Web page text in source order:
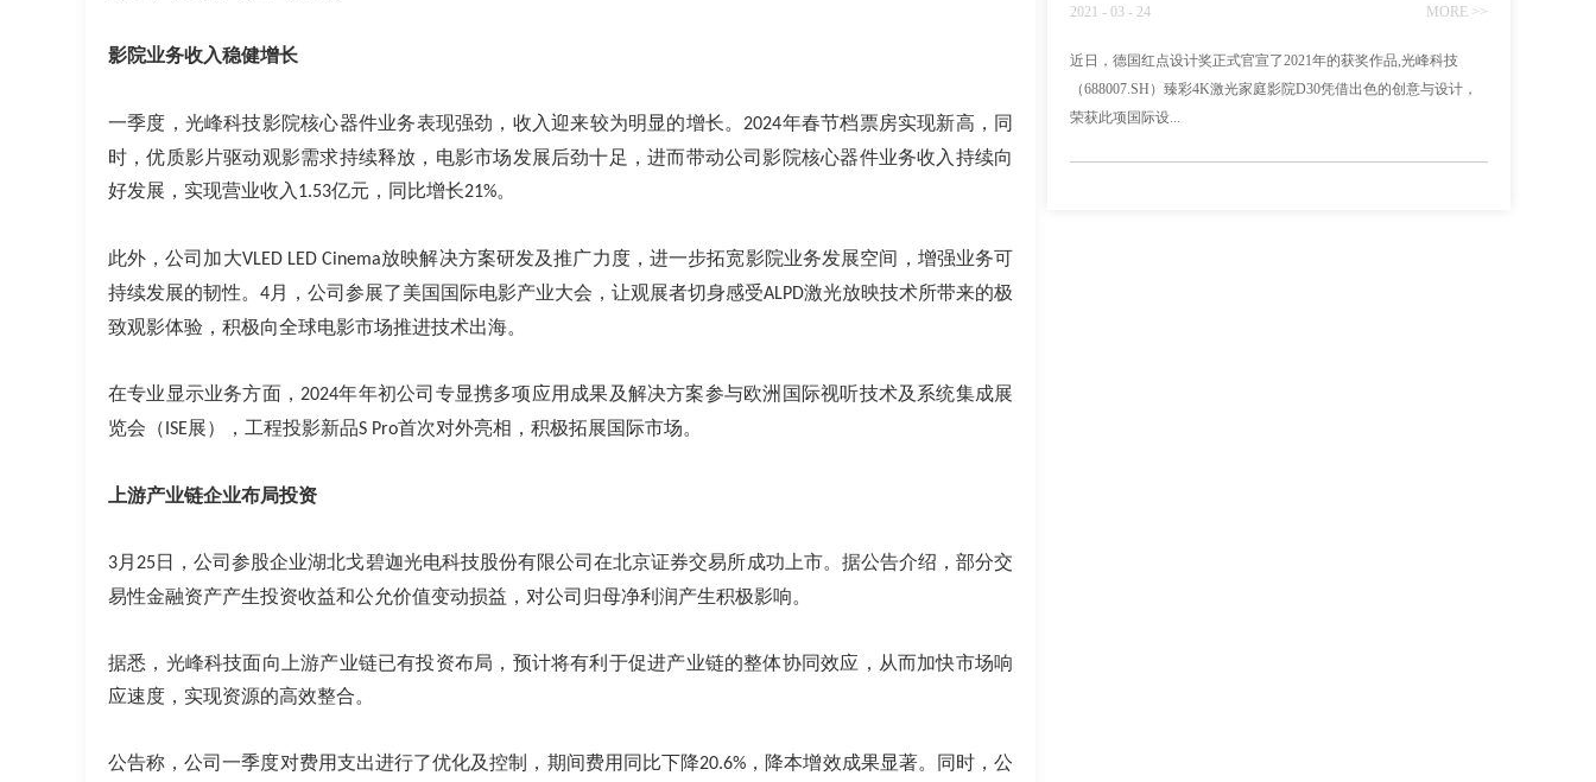
影院业务收入稳健增长
一季度，光峰科技影院核心器件业务表现强劲，收入迎来较为明显的增长。 2024年春节档票房实现新高，同
时，优质影片驱动观影需求持续释放，电影市场发展后劲十足，进而带动公司影院核心器件业务收入持续向
好发展，实现营业收入 1.53亿元，同比增长21%。
此外，公司加大VLED LED Cinema放映解决方案研发及推广力度，进一步拓宽影院业务发展空间，增强业务可
持续发展的韧性。 4月，公司参展了美国国际电影产业大会，让观展者切身感受ALPD激光放映技术所带来的极
致观影体验，积极向全球电影市场推进技术出海。
在专业显示业务方面， 2024年年初公司专显携多项应用成果及解决方案参与欧洲国际视听技术及系统集成展
览会（ ISE展），工程投影新品S Pro首次对外亮相，积极拓展国际市场。
上游产业链企业布局投资
3月 25日，公司参股企业湖北戈碧迦光电科技股份有限公司在北京证券交易所成功上市。据公告介绍，部分交
易性金融资产产生投资收益和公允价值变动损益，对公司归母净利润产生积极影响。
据悉，光峰科技面向上游产业链已有投资布局，预计将有利于促进产业链的整体协同效应，从而加快市场响
应速度，实现资源的高效整合。
公告称，公司一季度对费用支出进行了优化及控制，期间费用同比下降20.6% ，降本增效成果显著。 同时，公
2021 - 03 - 24 MORE >>
近日，德国红点设计奖正式官宣了2021年的获奖作品,光峰科技
（688007.SH）臻彩4K激光家庭影院D30凭借出色的创意与设计，
荣获此项国际设...